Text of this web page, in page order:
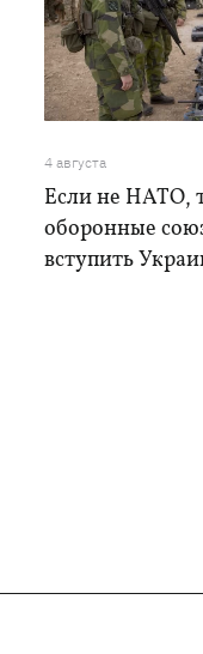
4 августа
Если не НАТО,
оборонные
вступить